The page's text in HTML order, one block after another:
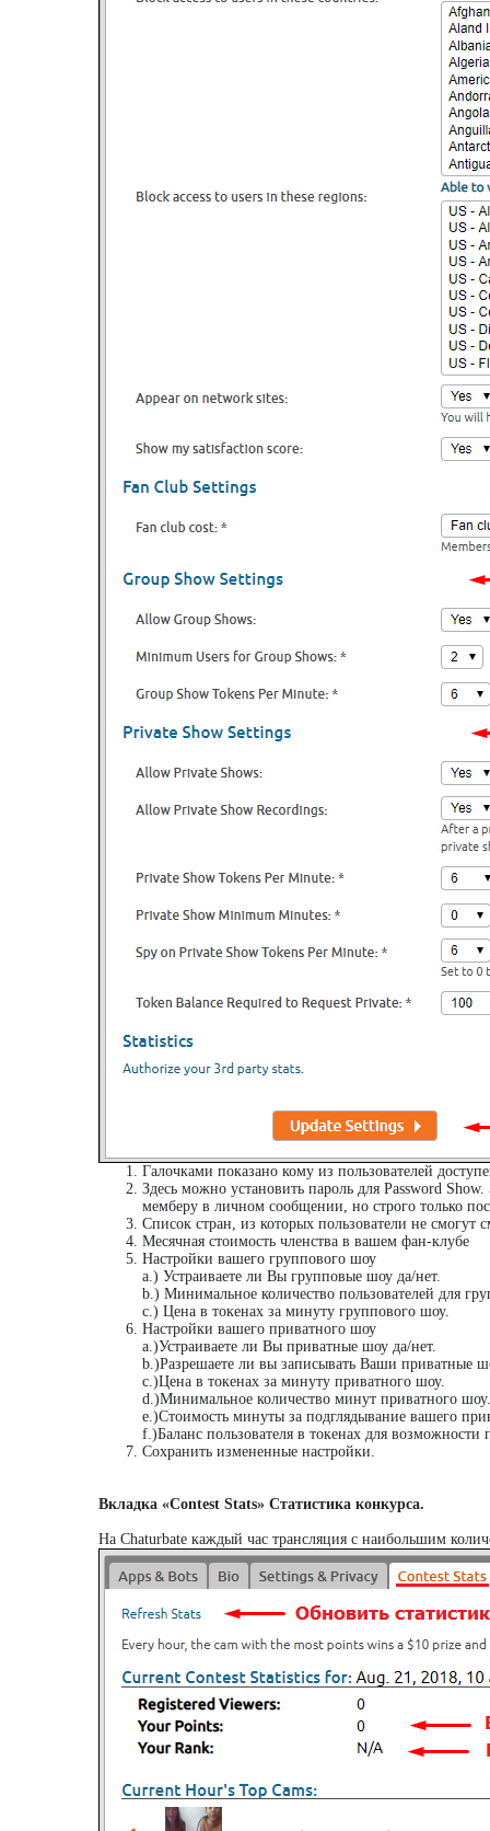
Галочками показано кому из пользователей
Здесь можно установить пароль для Password
мемберу в личном сообщении, но строго только
Список стран, из которых пользователи не смогут
Месячная стоимость членства в вашем фан-клубе
Настройки вашего группового шоу
a.) Устраиваете ли Вы групповые шоу да/нет.
b.) Минимальное количество пользователей для
c.) Цена в токенах за минуту группового шоу.
Настройки вашего приватного шоу
a.)Устраиваете ли Вы приватные шоу да/нет.
b.)Разрешаете ли вы записывать Ваши приватные
c.)Цена в токенах за минуту приватного шоу.
d.)Минимальное количество минут приватного шоу.
e.)Стоимость минуты за подглядывание вашего
f.)Баланс пользователя в токенах для возможности
Сохранить измененные настройки.
Вкладка «Contest Stats» Статистика конкурса.
На Chaturbate каждый час трансляция с наибольшим